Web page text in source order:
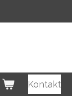
Kontakt